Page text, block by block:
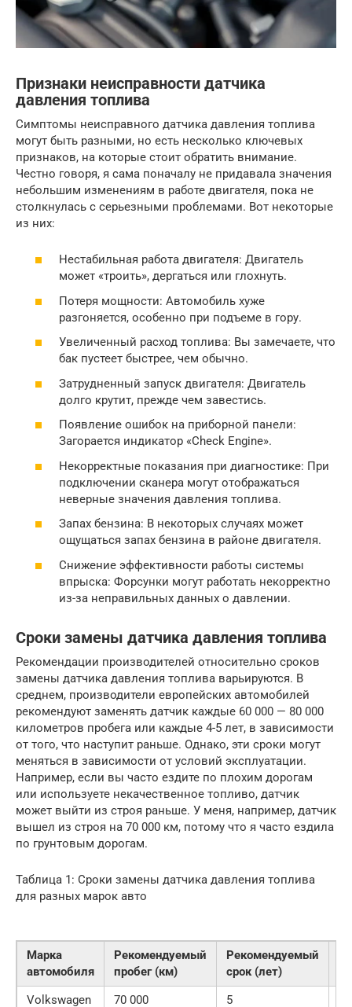
Признаки неисправности датчика
давления топлива
Симптомы неисправного датчика давления топлива
могут быть разными, но есть несколько ключевых
признаков, на которые стоит обратить внимание.
Честно говоря, я сама поначалу не придавала значения
небольшим изменениям в работе двигателя, пока не
столкнулась с серьезными проблемами. Вот некоторые
из них:
Нестабильная работа двигателя: Двигатель
может «троить», дергаться или глохнуть.
Потеря мощности: Автомобиль хуже
разгоняется, особенно при подъеме в гору.
Увеличенный расход топлива: Вы замечаете, что
бак пустеет быстрее, чем обычно.
Затрудненный запуск двигателя: Двигатель
долго крутит, прежде чем завестись.
Появление ошибок на приборной панели:
Загорается индикатор «Check Engine».
Некорректные показания при диагностике: При
подключении сканера могут отображаться
неверные значения давления топлива.
Запах бензина: В некоторых случаях может
ощущаться запах бензина в районе двигателя.
Снижение эффективности работы системы
впрыска: Форсунки могут работать некорректно
из-за неправильных данных о давлении.
Сроки замены датчика давления топлива
Рекомендации производителей относительно сроков
замены датчика давления топлива варьируются. В
среднем, производители европейских автомобилей
рекомендуют заменять датчик каждые 60 000 — 80 000
километров пробега или каждые 4-5 лет, в зависимости
от того, что наступит раньше. Однако, эти сроки могут
меняться в зависимости от условий эксплуатации.
Например, если вы часто ездите по плохим дорогам
или используете некачественное топливо, датчик
может выйти из строя раньше. У меня, например, датчик
вышел из строя на 70 000 км, потому что я часто ездила
по грунтовым дорогам.
Таблица 1: Сроки замены датчика давления топлива
для разных марок авто
Марка
автомобиля
Рекомендуемый
пробег (км)
Рекомендуемый
срок (лет)
Volkswagen
70 000 5